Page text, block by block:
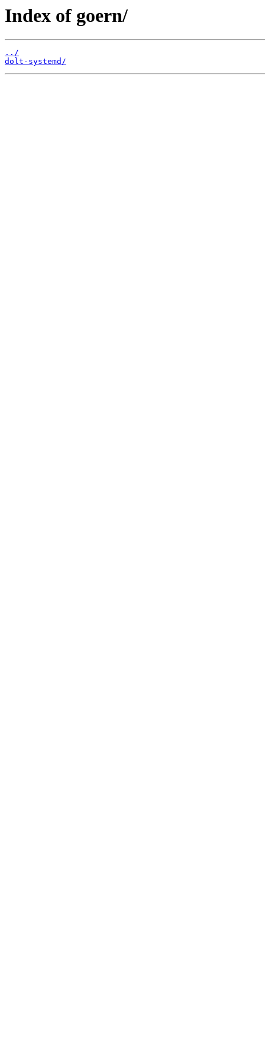
Index of goern/
../
dolt-systemd/